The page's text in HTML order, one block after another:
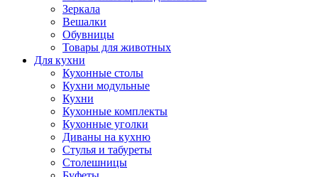
Зеркала
Вешалки
Обувницы
Товары для животных
Для кухни
Кухонные столы
Кухни модульные
Кухни
Кухонные комплекты
Кухонные уголки
Диваны на кухню
Стулья и табуреты
Столешницы